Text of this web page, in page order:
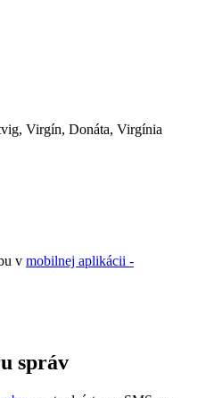
Virgín, Donáta, Virgínia
v mobilnej aplikácii -
správ